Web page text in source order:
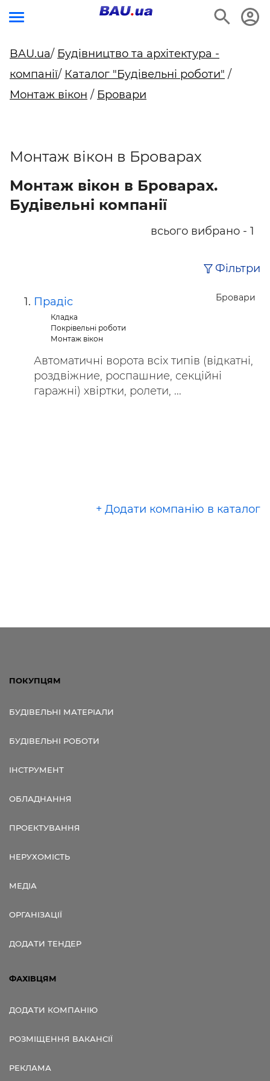
BAU.ua/ Будівництво та архітектура -
компанії/ Каталог "Будівельні роботи" /
Монтаж вікон / Бровари
Монтаж вікон в Броварах
Монтаж вікон в Броварах.
Будівельні компанії
всього вибрано - 1
Фільтри
Бровари
Прадіс
Кладка
Покрівельні роботи
Монтаж вікон
Автоматичні ворота всіх типів (відкатні,
роздвіжние, роспашние, секційні
гаражні) хвіртки, ролети, ...
+ Додати компанію в каталог
ПОКУПЦЯМ
БУДІВЕЛЬНІ МАТЕРІАЛИ
БУДІВЕЛЬНІ РОБОТИ
ІНСТРУМЕНТ
ОБЛАДНАННЯ
ПРОЕКТУВАННЯ
НЕРУХОМІСТЬ
МЕДІА
ОРГАНІЗАЦІЇ
ДОДАТИ ТЕНДЕР
ФАХІВЦЯМ
ДОДАТИ КОМПАНІЮ
РОЗМІЩЕННЯ ВАКАНСІЇ
РЕКЛАМА